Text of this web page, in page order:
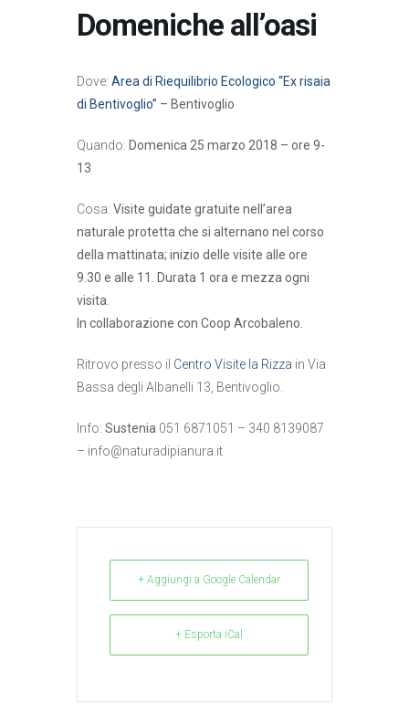
Domeniche all’oasi
Dove: Area di Riequilibrio Ecologico “Ex risaia
di Bentivoglio” – Bentivoglio
Quando: Domenica 25 marzo 2018 – ore 9-
13
Cosa: Visite guidate gratuite nell’area
naturale protetta che si alternano nel corso
della mattinata; inizio delle visite alle ore
9.30 e alle 11. Durata 1 ora e mezza ogni
visita.
In collaborazione con Coop Arcobaleno.
Ritrovo presso il Centro Visite la Rizza in Via
Bassa degli Albanelli 13, Bentivoglio.
Info: Sustenia 051 6871051 – 340 8139087
– info@naturadipianura.it
+ Aggiungi a Google Calendar
+ Esporta iCal